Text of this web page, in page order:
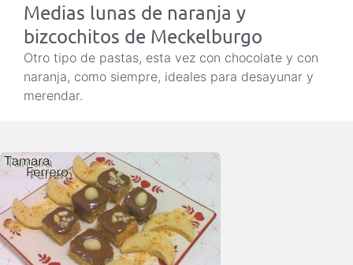
Medias lunas de naranja y
bizcochitos de Meckelburgo
Otro tipo de pastas, esta vez con chocolate y con
naranja, como siempre, ideales para desayunar y
merendar.